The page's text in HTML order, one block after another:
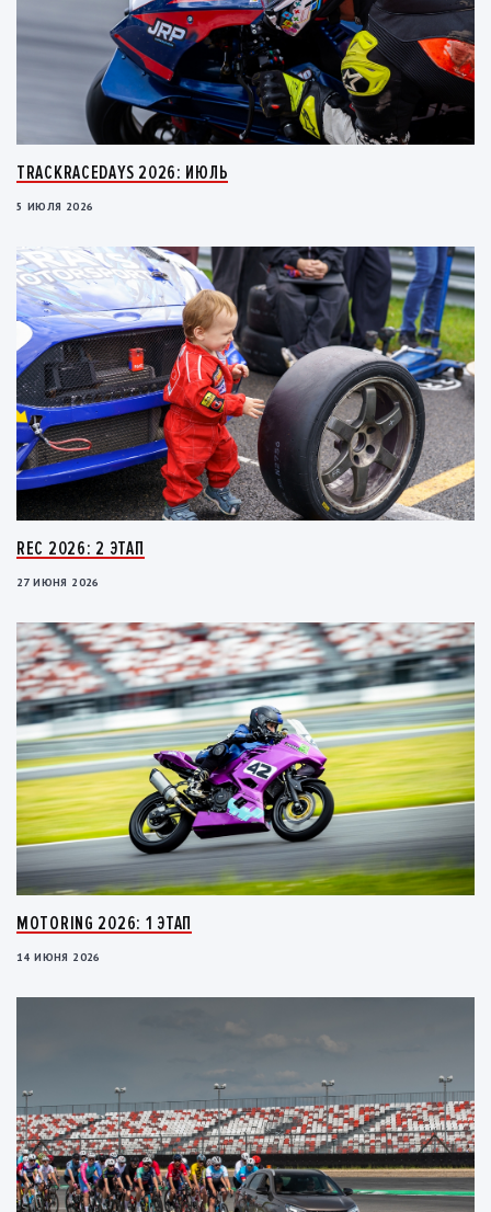
TRACKRACEDAYS 2026: ИЮЛЬ
5 ИЮЛЯ 2026
REC 2026: 2 ЭТАП
27 ИЮНЯ 2026
MOTORING 2026: 1 ЭТАП
14 ИЮНЯ 2026